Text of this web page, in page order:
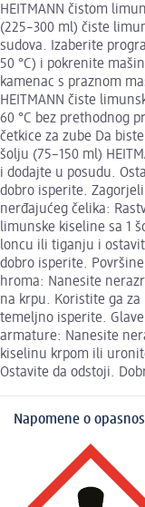
HEITMANN čistom
(225–300 ml) čiste
sudova. Izaberite
50 °C) i pokrenite
kamenac s praznom
HEITMANN čiste
60 °C bez prethodnog
četkice za zube Da
šolju (75–150 ml)
i dodajte u posudu.
dobro isperite.
nerđajućeg čelika:
limunske kiseline sa 1
loncu ili tiganju i
dobro isperite.
hroma: Nanesite
na krpu. Koristite ga
temeljno isperite.
armature: Nanesite
kiselinu krpom ili
Ostavite da odstoji.
Napomene o